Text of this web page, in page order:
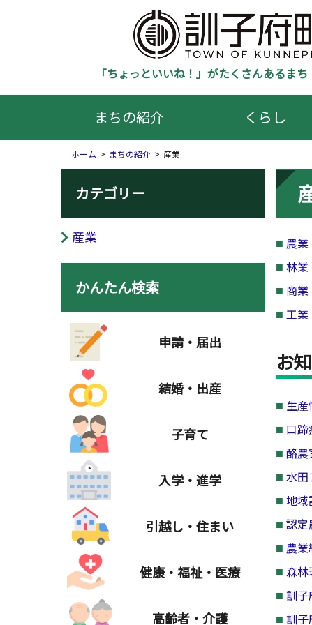
「ちょっといいね！」がたくさんあるま
まちの紹介 くらし
ホーム まちの紹介 産業
農業
林業
商業
工業
お
生
口
酪農
水田
地域
認定
農
森
訓
訓
カテゴリー
産業
かんたん検索
申請・届出
結婚・出産
子育て
入学・進学
引越し・住まい
健康・福祉・医療
高齢者・介護